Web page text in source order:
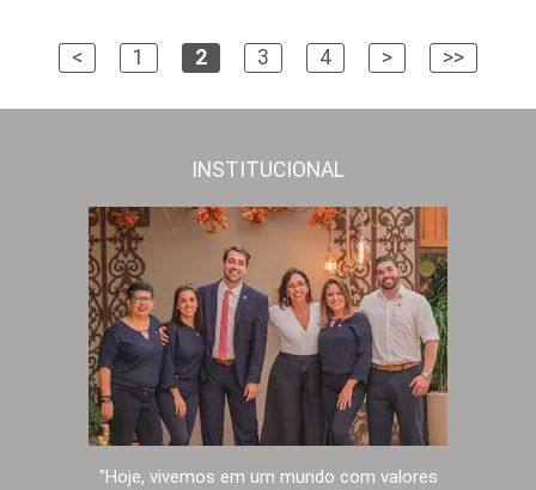
< 1 2 3 4 > >>
INSTITUCIONAL
"Hoje, vivemos em um mundo com valores